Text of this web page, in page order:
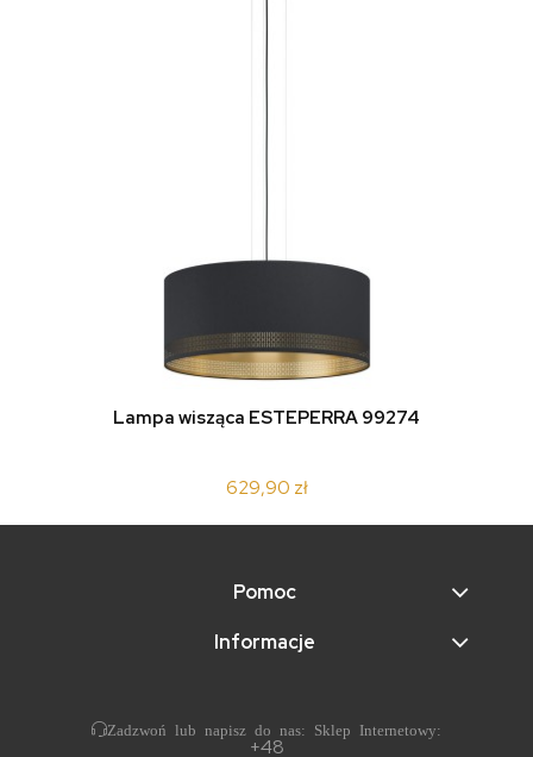
Lampa wisząca ESTEPERRA 99274
629,90 zł
Pomoc
Informacje
Zadzwoń lub napisz do nas: Sklep Internetowy:
+48